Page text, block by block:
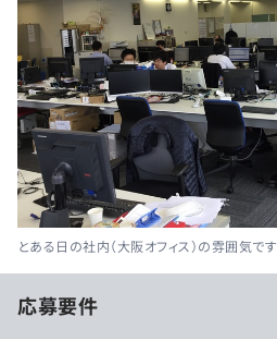
とある日の社内（大阪オフィス）の雰囲気です
応募要件